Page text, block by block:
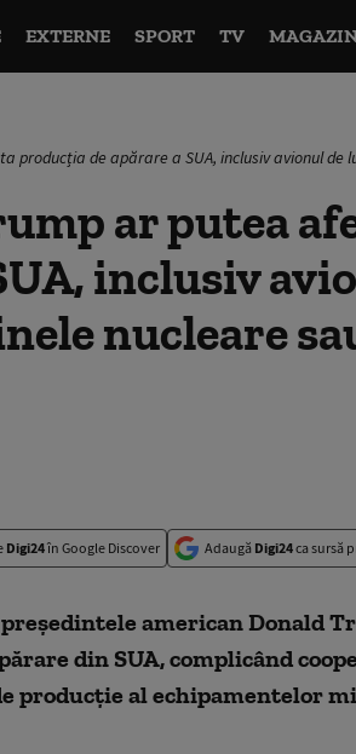
EXTERNE SPORT TV
producția de apărare a SUA, inclusiv avionul
ar putea
inclusiv
nucleare
Digi24în Google Discover Adaugă Digi24ca sursă
american Donald
din SUA, complicând
producție al echipamentelor